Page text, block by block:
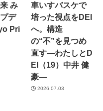
み
デ
Pri
車いすバスケで
培った視点をDEI
へ。構造
の“不”を見つめ
直す―わたしとD
EI（19）中井 健
豪―
2026.07.03